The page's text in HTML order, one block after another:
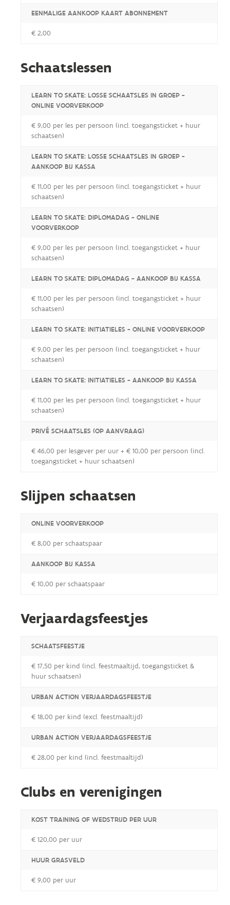
EENMALIGE AANKOOP KAART ABONNEMENT
€ 2,00
Schaatslessen
LEARN TO SKATE: LOSSE SCHAATSLES IN GROEP -
ONLINE VOORVERKOOP
€ 9,00 per les per persoon (incl. toegangsticket + huur
schaatsen)
LEARN TO SKATE: LOSSE SCHAATSLES IN GROEP -
AANKOOP BIJ KASSA
€ 11,00 per les per persoon (incl. toegangsticket + huur
schaatsen)
LEARN TO SKATE: DIPLOMADAG - ONLINE
VOORVERKOOP
€ 9,00 per les per persoon (incl. toegangsticket + huur
schaatsen)
LEARN TO SKATE: DIPLOMADAG - AANKOOP BIJ KASSA
€ 11,00 per les per persoon (incl. toegangsticket + huur
schaatsen)
LEARN TO SKATE: INITIATIELES - ONLINE VOORVERKOOP
€ 9,00 per les per persoon (incl. toegangsticket + huur
schaatsen)
LEARN TO SKATE: INITIATIELES - AANKOOP BIJ KASSA
€ 11,00 per les per persoon (incl. toegangsticket + huur
schaatsen)
PRIVÉ SCHAATSLES (OP AANVRAAG)
€ 46,00 per lesgever per uur + € 10,00 per persoon (incl.
toegangsticket + huur schaatsen)
Slijpen schaatsen
ONLINE VOORVERKOOP
€ 8,00 per schaatspaar
AANKOOP BIJ KASSA
€ 10,00 per schaatspaar
Verjaardagsfeestjes
SCHAATSFEESTJE
€ 17,50 per kind (incl. feestmaaltijd, toegangsticket &
huur schaatsen)
URBAN ACTION VERJAARDAGSFEESTJE
€ 18,00 per kind (excl. feestmaaltijd)
URBAN ACTION VERJAARDAGSFEESTJE
€ 28,00 per kind (incl. feestmaaltijd)
Clubs en verenigingen
KOST TRAINING OF WEDSTRIJD PER UUR
€ 120,00 per uur
HUUR GRASVELD
€ 9,00 per uur